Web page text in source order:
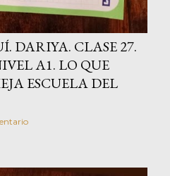
DARIYA. CLASE 27.
A1. LO QUE
ESCUELA DEL